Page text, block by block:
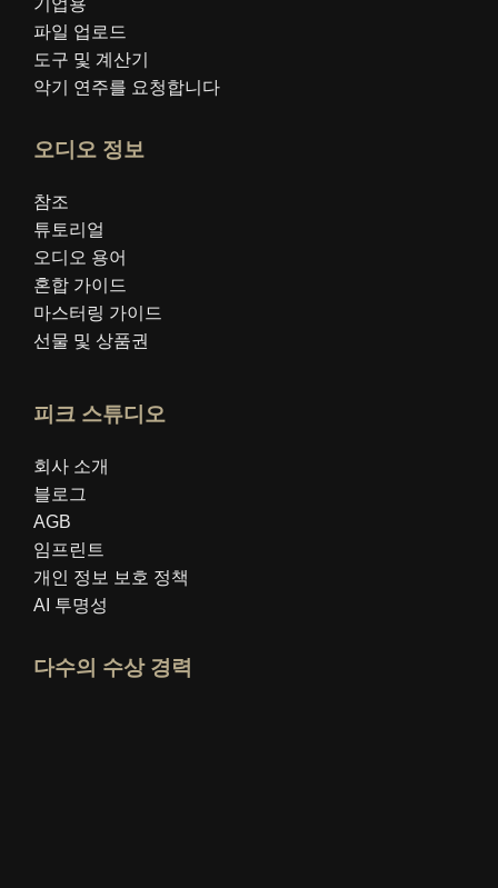
파일 업로드
도구 및 계산기
악기 연주를 요청합니다
오디오 정보
참조
튜토리얼
오디오 용어
혼합 가이드
마스터링 가이드
선물 및 상품권
피크 스튜디오
회사 소개
블로그
AGB
임프린트
개인 정보 보호 정책
AI 투명성
다수의 수상 경력